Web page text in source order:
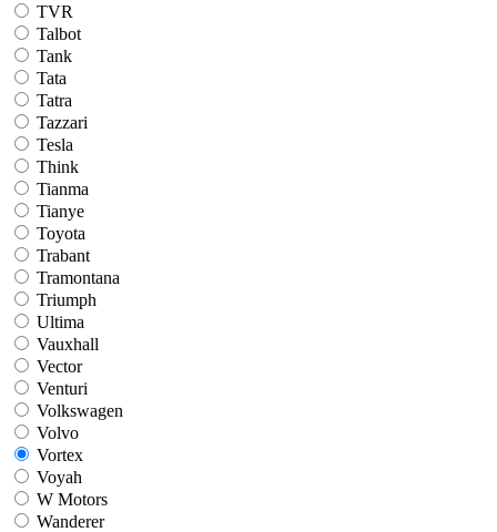
TVR
Talbot
Tank
Tata
Tatra
Tazzari
Tesla
Think
Tianma
Tianye
Toyota
Trabant
Tramontana
Triumph
Ultima
Vauxhall
Vector
Venturi
Volkswagen
Volvo
Vortex
Voyah
W Motors
Wanderer